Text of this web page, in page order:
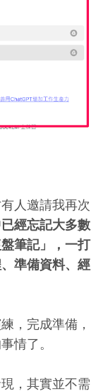
人邀請我再次
經忘記大多數
筆記」，一打
準備資料、經
，完成準備，
情了。
，其實並不需